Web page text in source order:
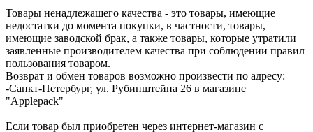
Товары ненадлежащего качества - это товары, имеющие
недостатки до момента покупки, в частности, товары,
имеющие заводской брак, а также товары, которые утратили
заявленные производителем качества при соблюдении правил
пользования товаром.
Возврат и обмен товаров возможно произвести по адресу:
-Санкт-Петербург, ул. Рубинштейна 26 в магазине
"Applepack"
Если товар был приобретен через интернет-магазин с